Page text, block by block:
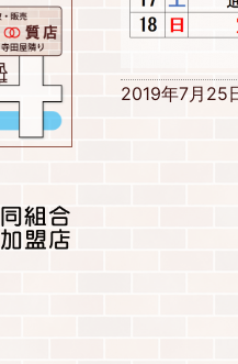
2019年7月25